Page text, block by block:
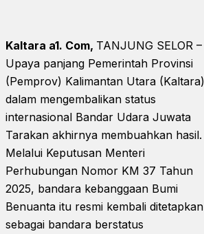
Kaltara a1. Com, TANJUNG SELOR –
Upaya panjang Pemerintah Provinsi
(Pemprov) Kalimantan Utara (Kaltara)
dalam mengembalikan status
internasional Bandar Udara Juwata
Tarakan akhirnya membuahkan hasil.
Melalui Keputusan Menteri
Perhubungan Nomor KM 37 Tahun
2025, bandara kebanggaan Bumi
Benuanta itu resmi kembali ditetapkan
sebagai bandara berstatus